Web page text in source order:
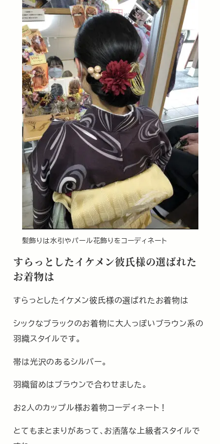
髪飾りは水引やパール花飾りをコーディネート
すらっとしたイケメン彼氏様の選ばれた
お着物は
すらっとしたイケメン彼氏様の選ばれたお着物は
シックなブラックのお着物に大人っぽいブラウン系の
羽織スタイルです。
帯は光沢のあるシルバー。
羽織留めはブラウンで合わせました。
お2人のカップル様お着物コーディネート！
とてもまとまりがあって､お洒落な上級者スタイルで